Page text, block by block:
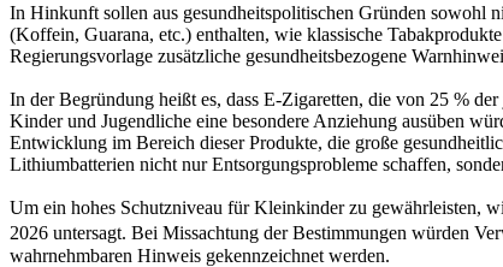
In Hinkunft sollen aus gesundheitspolitischen Gründen sowohl
(Koffein, Guarana, etc.) enthalten, wie klassische
Regierungsvorlage zusätzliche gesundheitsbezogene
In der Begründung heißt es, dass E-Zigaretten, die von 25 %
Kinder und Jugendliche eine besondere Anziehung ausüben
Entwicklung im Bereich dieser Produkte, die große
Lithiumbatterien nicht nur Entsorgungsprobleme schaffen,
Um ein hohes Schutzniveau für Kleinkinder zu gewährleisten,
2026 untersagt. Bei Missachtung der Bestimmungen würden
wahrnehmbaren Hinweis gekennzeichnet werden.